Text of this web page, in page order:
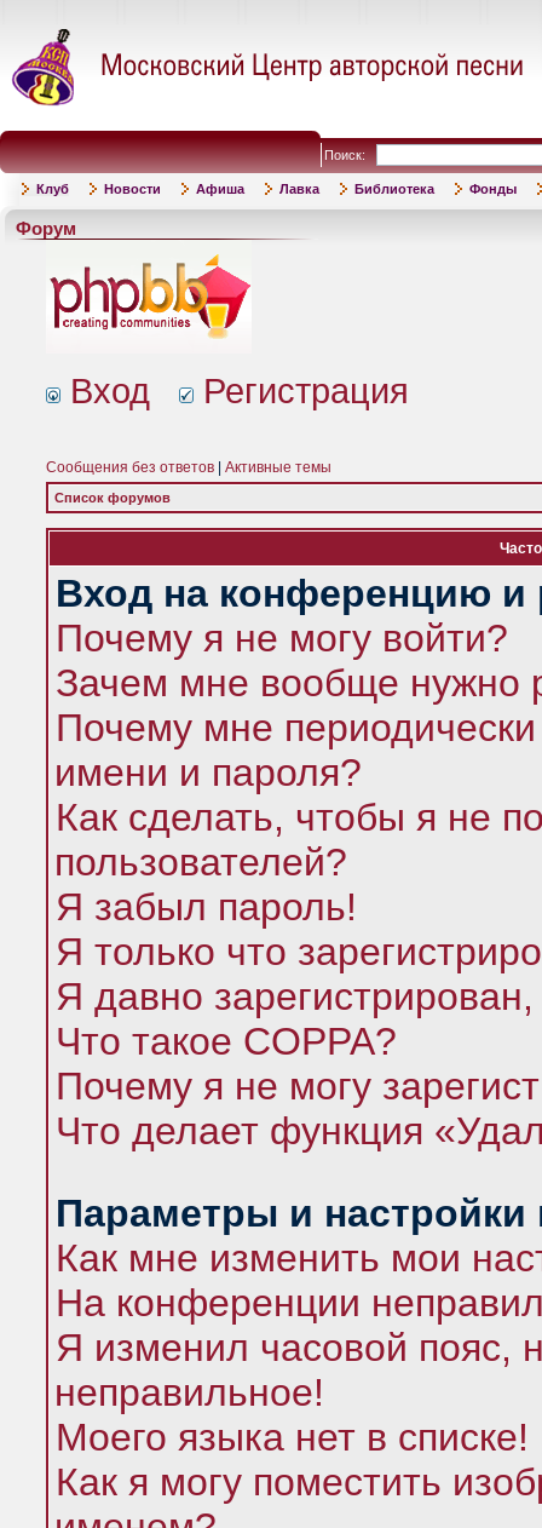
Поиск:
Клуб Новости Афиша Лавка Библиотека Фонды
Форум
Вход Регистрация
Сообщения без ответов Активные темы
Список форумов
Вход на конференцию и
Почему я не могу войти?
Зачем мне вообще нужно
Почему мне
имени и пароля?
Как сделать, чтобы я не
пользователей?
Я забыл пароль!
Я только что
Я давно
Что такое COPPA?
Почему я не могу
Что делает функция
Параметры и настройки
Как мне изменить мои
На конференции
Я изменил часовой пояс,
неправильное!
Моего языка нет в списке!
Как я могу поместить